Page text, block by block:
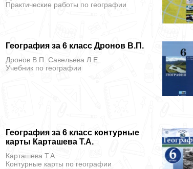
Практические работы по географии
География за 6 класс Дронов В.П.
Дронов В.П. Савельева Л.Е.
Учебник по географии
География за 6 класс контурные
карты Карташева Т.А.
Карташева Т.А.
Контурные карты по географии